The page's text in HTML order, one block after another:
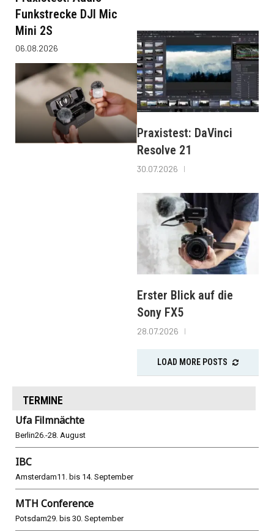
Funkstrecke DJI Mic
Mini 2S
06.08.2026
Praxistest: DaVinci
Resolve 21
30.07.2026
Erster Blick auf die
Sony FX5
28.07.2026
LOAD MORE POSTS
TERMINE
Ufa Filmnächte
Berlin26.-28. August
IBC
Amsterdam11. bis 14. September
MTH Conference
Potsdam29. bis 30. September